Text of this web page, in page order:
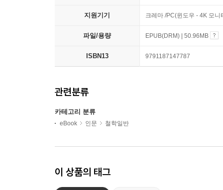
지원기기 크레마 /PC(윈도우 - 4K 모
파일/용량 EPUB(DRM) | 50.96MB
ISBN13 9791187147787
관련분류
카테고리 분류
eBook 인문 철학일반
이 상품의 태그